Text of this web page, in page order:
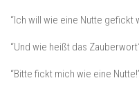
“Ich will wie eine Nutte gefickt
“Und wie heißt das
“Bitte fickt mich wie eine